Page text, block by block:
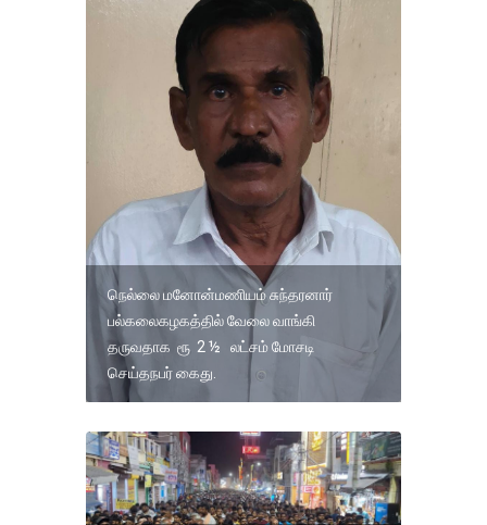
நெல்லை மனோன்மணியம் சுந்தரனார்
பல்கலைகழகத்தில் வேலை வாங்கி
தருவதாக ரூ 2 ½ லட்சம் மோசடி
செய்தநபர் கைது.